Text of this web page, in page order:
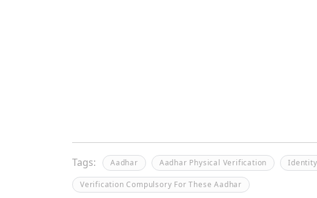
Tags: Aadhar Aadhar Physical Verification
Verification Compulsory For These Aadhar